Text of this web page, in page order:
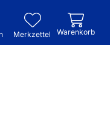
Merkzettel Warenkorb